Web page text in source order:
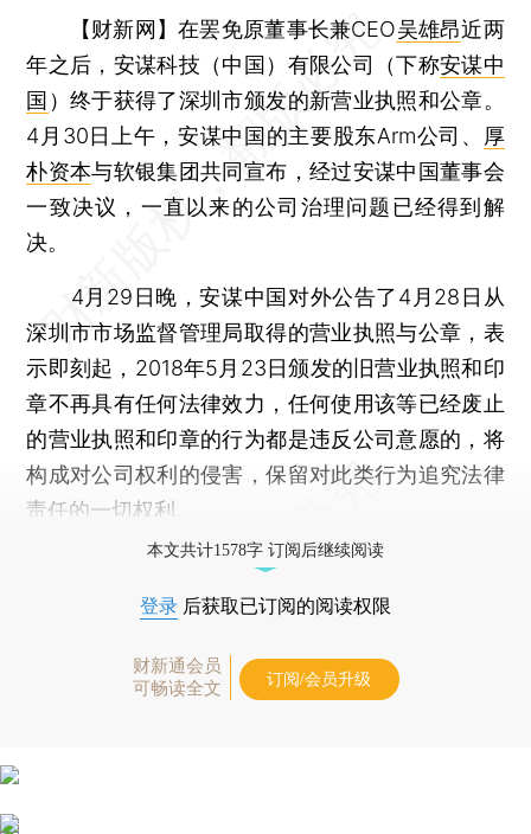
【财新网】在罢免原董事长兼CEO吴雄昂近两
年之后，安谋科技（中国）有限公司（下称安谋中
国 ）终于获得了深圳市颁发的新营业执照和公章。
4月30日上午，安谋中国的主要股东Arm公司、
厚
朴资本与软银集团共同宣布，经过安谋中国董事会
一致决议，一直以来的公司治理问题已经得到解
决。
4月29日晚，安谋中国对外公告了4月28日从
深圳市市场监督管理局取得的营业执照与公章，表
示即刻起，2018年5月23日颁发的旧营业执照和印
章不再具有任何法律效力，任何使用该等已经废止
的营业执照和印章的行为都是违反公司意愿的，将
构成对公司权利的侵害，保留对此类行为追究法律
责任的一切权利。
本文共计1578字 订阅后继续阅读
登录 后获取已订阅的阅读权限
财新通会员
可畅读全文
订阅/会员升级